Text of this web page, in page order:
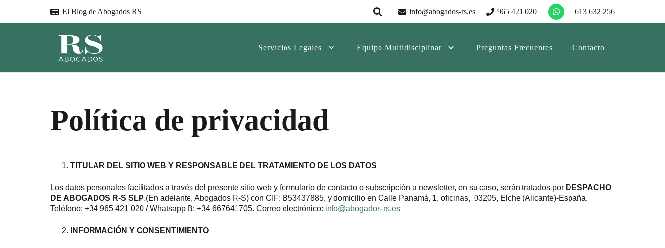
El Blog de Abogados RS info@abogados-rs.es 965 421 020 613 632 256
Servicios Legales Equipo Multidisciplinar Preguntas Frecuentes Contacto
Política de privacidad
TITULAR DEL SITIO WEB Y RESPONSABLE DEL TRATAMIENTO DE LOS DATOS
Los datos personales facilitados a través del presente sitio web y formulario de contacto o subscripción a newsletter, en su caso, serán tratados por DESPACHO
DE ABOGADOS R-S SLP.(En adelante, Abogados R-S) con CIF: B53437885, y domicilio en Calle Panamá, 1, oficinas, 03205, Elche (Alicante)-España.
Teléfono: +34 965 421 020 / Whatsapp B: +34 667641705. Correo electrónico: info@abogados-rs.es
INFORMACIÓN Y CONSENTIMIENTO